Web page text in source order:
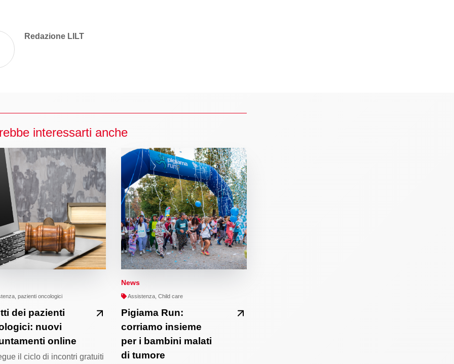
Redazione LILT
interessarti anche
pazienti oncologici
dei pazienti
nuovi
online
il ciclo di incontri gratuiti
News
Assistenza, Child care
Pigiama Run:
corriamo insieme
per i bambini malati
di tumore